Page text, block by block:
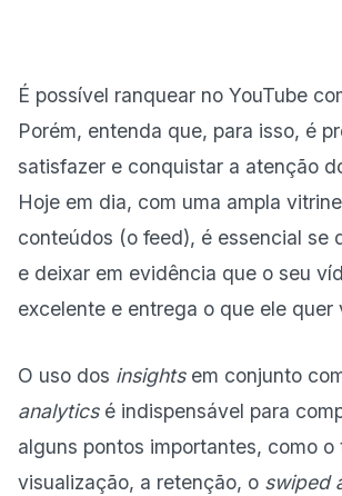
Dá para crescer só com Shorts?
Limites da estratégia 100% Shorts
Quando combinar Shorts e longos
Playbook tático (2025)
16 Erros para evitar no YouTube
Longos)
FAQ
É possível ranquear no YouTube
Porém, entenda que, para isso, é
satisfazer e conquistar a atenção
Hoje em dia, com uma ampla
conteúdos (o feed), é essencial se
e deixar em evidência que o seu
excelente e entrega o que ele quer
O uso dos insightsem conjunto
analyticsé indispensável para
alguns pontos importantes, como o
visualização, a retenção, o swiped